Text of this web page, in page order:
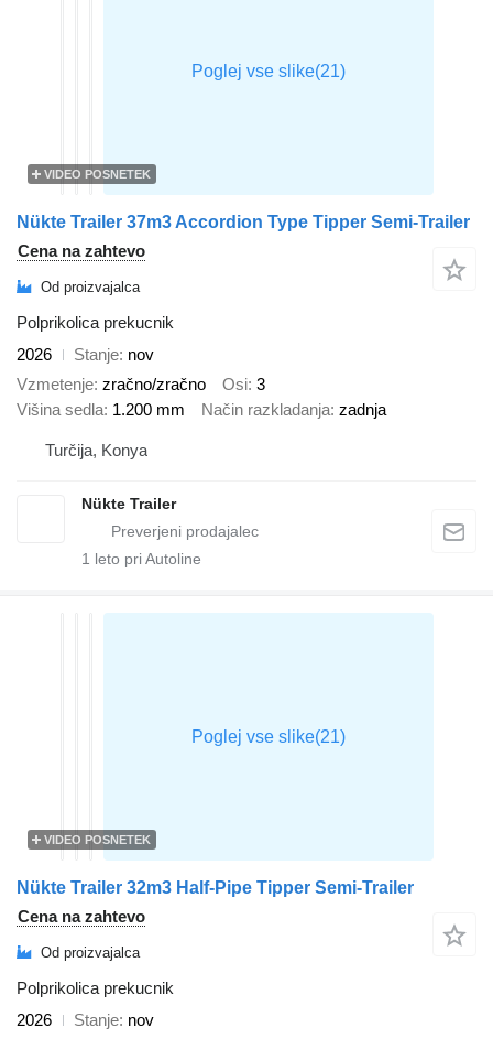
VIDEO POSNETEK
Nükte Trailer 37m3 Accordion Type Tipper Semi-Trailer
Cena na zahtevo
Od proizvajalca
Polprikolica prekucnik
2026
Stanje nov
Vzmetenje zračno/zračno Osi 3
Višina sedla 1.200 mm Način razkladanja zadnja
Turčija, Konya
Nükte Trailer
1 leto pri Autoline
VIDEO POSNETEK
Nükte Trailer 32m3 Half-Pipe Tipper Semi-Trailer
Cena na zahtevo
Od proizvajalca
Polprikolica prekucnik
2026
Stanje nov